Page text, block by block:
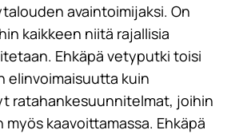
avaintoimijaksi. On
kaikkeen niitä rajallisia
Ehkäpä vetyputki toisi
elinvoimaisuutta kuin
ratahankesuunnitelmat, joihin
myös kaavoittamassa. Ehkäpä